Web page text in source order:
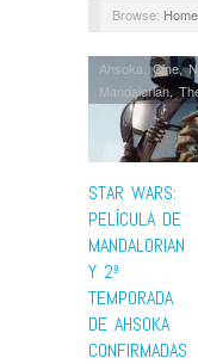
Browse: Home
STAR WARS:
PELÍCULA DE
MANDALORIAN
Y 2ª
TEMPORADA
DE AHSOKA
CONFIRMADAS
Ahsoka ,Cine,
Mandalorian,